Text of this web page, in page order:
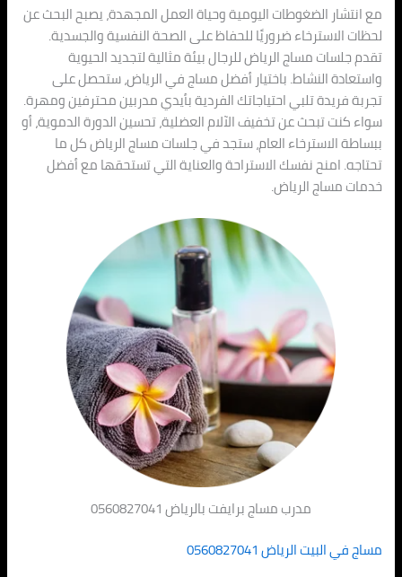
مع انتشار الضغوطات اليومية وحياة العمل المجهدة، يصبح البحث عن
لحظات الاسترخاء ضروريًا للحفاظ على الصحة النفسية والجسدية.
تقدم جلسات مساج الرياض للرجال بيئة مثالية لتجديد الحيوية
واستعادة النشاط. باختيار أفضل مساج في الرياض، ستحصل على
تجربة فريدة تلبي احتياجاتك الفردية بأيدي مدربين محترفين ومهرة.
سواء كنت تبحث عن تخفيف الآلام العضلية، تحسين الدورة الدموية، أو
ببساطة الاسترخاء العام، ستجد في جلسات مساج الرياض كل ما
تحتاجه. امنح نفسك الاستراحة والعناية التي تستحقها مع أفضل
خدمات مساج الرياض.
مدرب مساج برايفت بالرياض 0560827041
مساج في البيت الرياض 0560827041